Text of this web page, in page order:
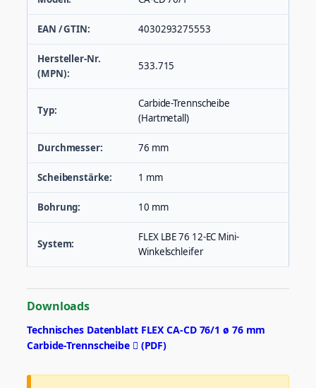
EAN / GTIN: 4030293275553
Hersteller-Nr.
(MPN):
533.715
Typ:
Carbide-Trennscheibe
(Hartmetall)
Durchmesser: 76 mm
Scheibenstärke: 1 mm
Bohrung: 10 mm
System:
FLEX LBE 76 12-EC Mini-
Winkelschleifer
Downloads
Technisches Datenblatt FLEX CA-CD 76/1 ø 76 mm
Carbide-Trennscheibe  (PDF)